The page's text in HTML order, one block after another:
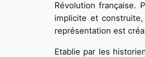
Révolution française.
implicite et
représentation est
Etablie par les